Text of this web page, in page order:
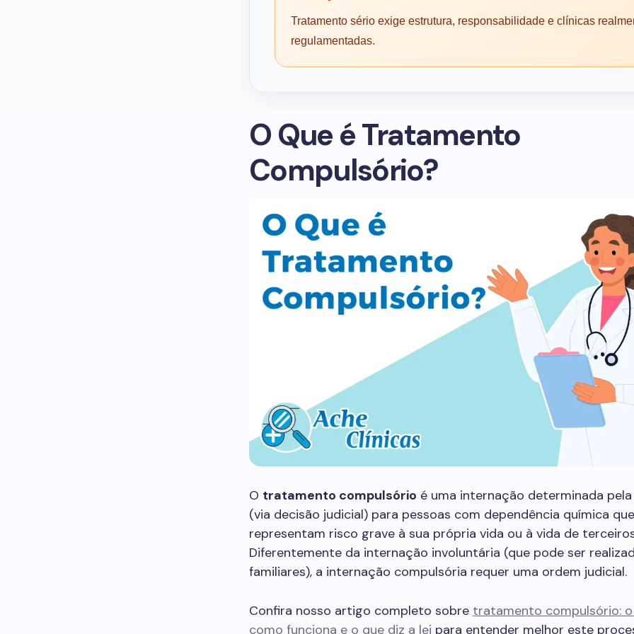
Tratamento sério exige estrutura, responsabilidade e clínicas
regulamentadas.
O Que é Tratamento
Compulsório?
O tratamento compulsório é uma internação determinada
(via decisão judicial) para pessoas com dependência química que
representam risco grave à sua própria vida ou à vida de
Diferentemente da internação involuntária (que pode ser
familiares), a internação compulsória requer uma ordem judicial.
Confira nosso artigo completo sobre tratamento compulsório: o
como funciona e o que diz a lei para entender melhor este